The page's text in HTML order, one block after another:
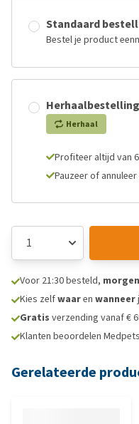
Standaard
Bestel je product
Herhaalbestelling
Herhaal
Profiteer altijd van
Pauzeer of
Voor 21:30 besteld, morgen
Kies zelfwaaren wanneer
Gratis verzending vanaf €
Klanten beoordelen
Gerelateerde